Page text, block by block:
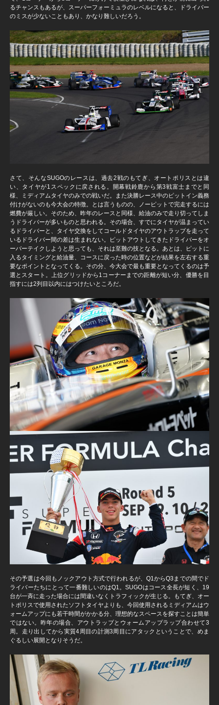
るチャンスもあるが、スーパーフォーミュラのレベルになると、ドライバー
のミスが少ないこともあり、かなり難しいだろう。
さて、そんなSUGOのレースは、過去2戦のもてぎ、オートポリスとは違
い、タイヤが1スペックに戻される。開幕戦鈴鹿から第3戦富士までと同
様、ミディアムタイヤのみでの戦いだ。また決勝レース中のピットイン義務
付けがないのも今大会の特徴。とは言うものの、ノーピットで完走するには
燃費が厳しい。そのため、昨年のレースと同様、給油のみで走り切ってしま
うドライバーが多いものと思われる。その場合、すでにタイヤが温まってい
るドライバーと、タイヤ交換をしてコールドタイヤのアウトラップを走って
いるドライバー間の差は生まれない。ピットアウトしてきたドライバーをオ
ーバーテイクしようと思っても、それは至難の技となる。あとは、ピットに
入るタイミングと給油量、コースに戻った時の位置などが結果を左右する重
要なポイントとなってくる。その分、今大会で最も重要となってくるのは予
選とスタート。上位グリッドから1コーナーまでの距離が短い分、優勝を目
指すには2列目以内にはつけたいところだ。
その予選は今回もノックアウト方式で行われるが、Q1からQ3までの間でド
ライバーたちにとって一番難しいのはQ1。SUGOはコース全長が短く、19
台が一斉に走った場合には間違いなくトラフィックが生じる。もてぎ、オー
トポリスで使用されたソフトタイヤよりも、今回使用されるミディアムはウ
ォームアップにも若干時間がかかる分、理想的なスペースを探すことは簡単
ではない。昨年の場合、アウトラップとウォームアップラップ合わせて3
周。走り出してから実質4周目の計測3周目にアタックということで、めま
ぐるしい展開となりそうだ。